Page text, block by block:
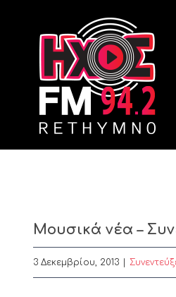
Μουσικά νέα –
3 Δεκεμβρίου, 2013